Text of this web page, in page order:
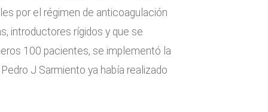
por el régimen de anticoagulación
introductores rígidos y que se
100 pacientes, se implementó la
J Sarmiento ya había realizado